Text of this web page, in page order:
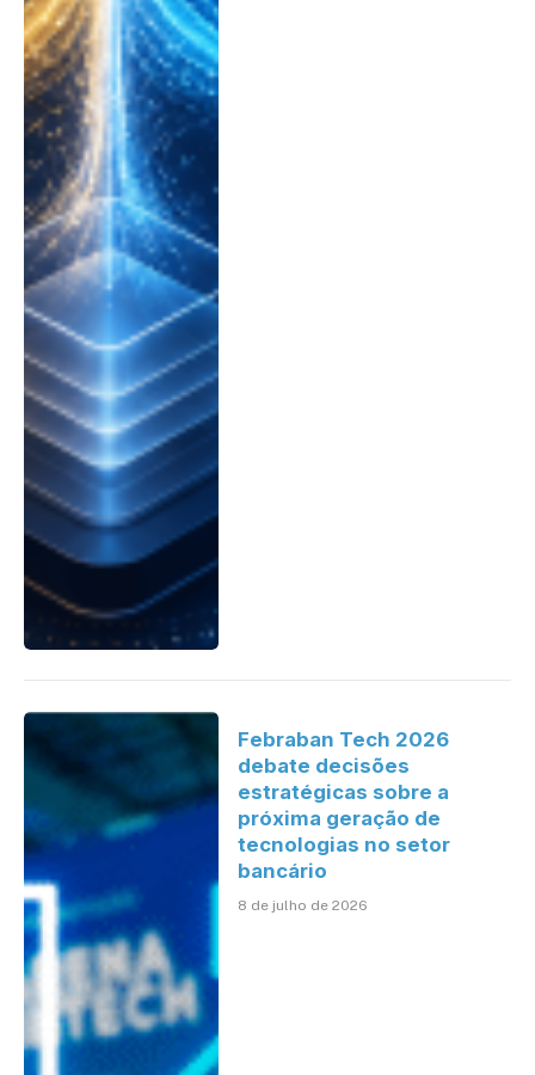
Febraban Tech 2026
debate decisões
estratégicas sobre a
próxima geração de
tecnologias no setor
bancário
8 de julho de 2026